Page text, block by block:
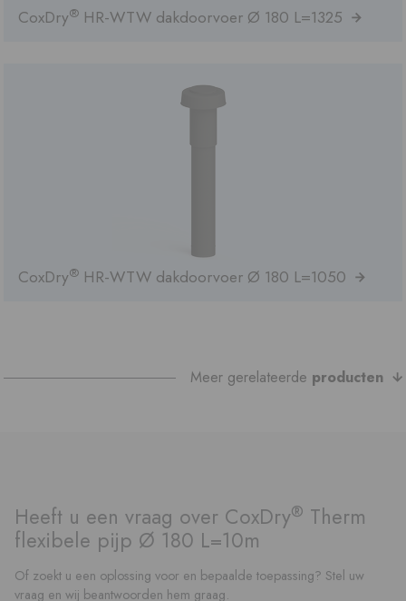
CoxDry® HR-WTW dakdoorvoer Ø 180 L=1325
CoxDry® HR-WTW dakdoorvoer Ø 180 L=1050
Meer gerelateerde producten
Heeft u een vraag over CoxDry® Therm
flexibele pijp Ø 180 L=10m
Of zoekt u een oplossing voor en bepaalde toepassing? Stel uw
vraag en wij beantwoorden hem graag.